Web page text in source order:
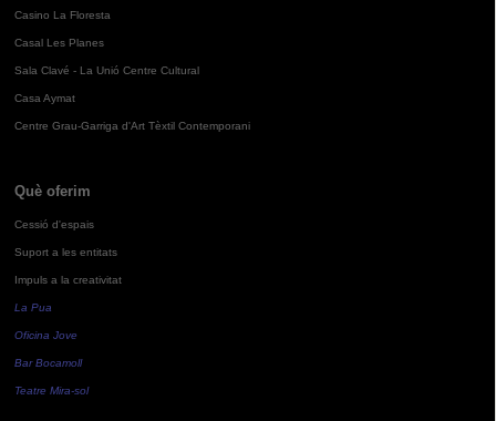
Casino La Floresta
Casal Les Planes
Sala Clavé - La Unió Centre Cultural
Casa Aymat
Centre Grau-Garriga d'Art Tèxtil Contemporani
Què oferim
Cessió d'espais
Suport a les entitats
Impuls a la creativitat
La Pua
Oficina Jove
Bar Bocamoll
Teatre Mira-sol